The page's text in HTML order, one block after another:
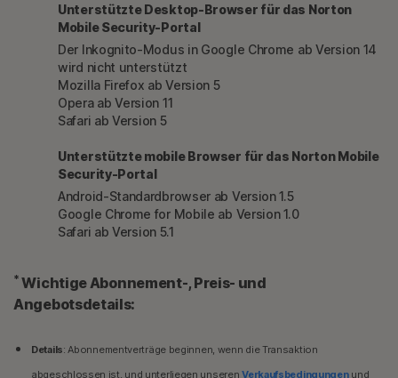
Unterstützte Desktop-Browser für das Norton
Mobile Security-Portal
Der Inkognito-Modus in Google Chrome ab Version 14
wird nicht unterstützt
Mozilla Firefox ab Version 5
Opera ab Version 11
Safari ab Version 5
Unterstützte mobile Browser für das Norton Mobile
Security-Portal
Android-Standardbrowser ab Version 1.5
Google Chrome for Mobile ab Version 1.0
Safari ab Version 5.1
*Wichtige Abonnement-, Preis- und
Angebotsdetails:
Details: Abonnementverträge beginnen, wenn die Transaktion
abgeschlossen ist, und unterliegen unserenVerkaufsbedingungenund